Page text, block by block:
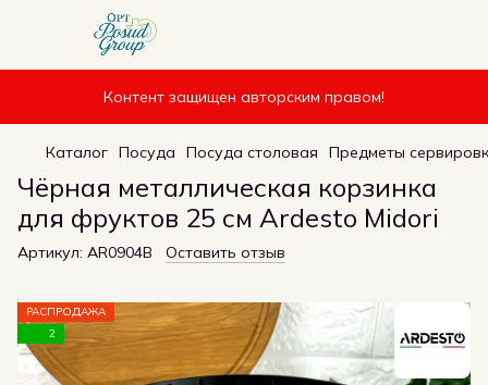
Контент защищен авторским правом!
Каталог Посуда Посуда столовая Предметы
Чёрная металлическая корзинка
для фруктов 25 см Ardesto Midori
Артикул: AR0904B Оставить отзыв
РАСПРОДАЖА
2